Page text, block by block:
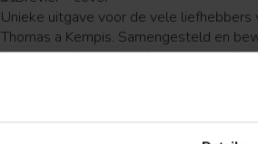
Unieke uitgave voor de vele liefhebbers
Thomas a Kempis. Samengesteld en
kenner van deze middeleeuwse
andere geschriften en traktaten. Nog
te lezen in een moderne vertaling.